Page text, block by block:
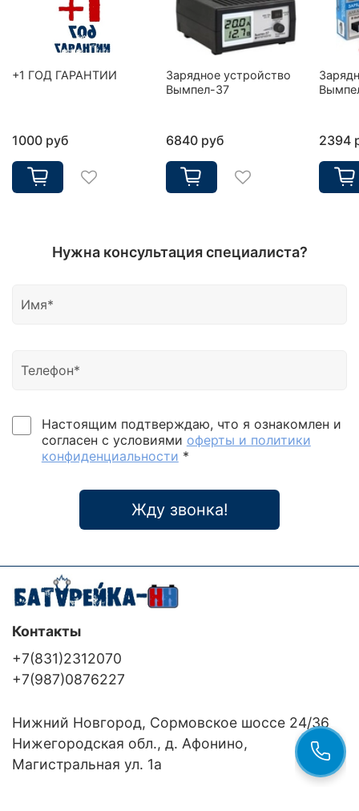
+1 ГОД ГАРАНТИИ
1000 руб
Зарядное устройство
Вымпел-37
6840 руб 2394
Нужна консультация специалиста?
Настоящим подтверждаю, что я ознакомлен и
согласен с условиями оферты и политики
конфиденциальности *
Жду звонка!
Контакты
+7(831)2312070
+7(987)0876227
Нижний Новгород, Сормовское шоссе 24/36
Нижегородская обл., д. Афонино,
Магистральная ул. 1а